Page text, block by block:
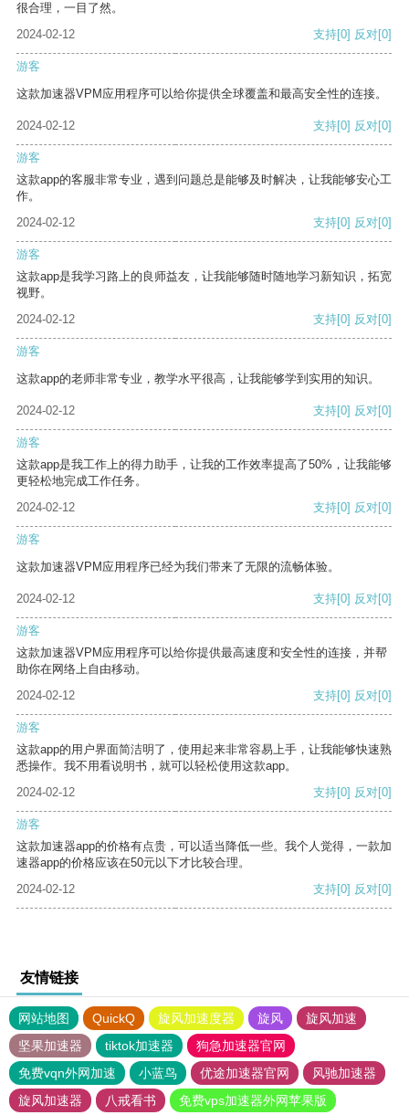
很合理，一目了然。
2024-02-12
支持[0] 反对[0]
游客
这款加速器VPM应用程序可以给你提供全球覆盖和最高安全性的连接。
2024-02-12 支持[0] 反对[0]
游客
这款app的客服非常专业，遇到问题总是能够及时解决，让我能够安心工
作。
2024-02-12
支持[0] 反对[0]
游客
这款app是我学习路上的良师益友，让我能够随时随地学习新知识，拓宽
视野。
2024-02-12
支持[0] 反对[0]
游客
这款app的老师非常专业，教学水平很高，让我能够学到实用的知识。
2024-02-12 支持[0] 反对[0]
游客
这款app是我工作上的得力助手，让我的工作效率提高了50%，让我能够
更轻松地完成工作任务。
2024-02-12
支持[0] 反对[0]
游客
这款加速器VPM应用程序已经为我们带来了无限的流畅体验。
2024-02-12 支持[0] 反对[0]
游客
这款加速器VPM应用程序可以给你提供最高速度和安全性的连接，并帮
助你在网络上自由移动。
2024-02-12
支持[0] 反对[0]
游客
这款app的用户界面简洁明了，使用起来非常容易上手，让我能够快速熟
悉操作。我不用看说明书，就可以轻松使用这款app。
2024-02-12
支持[0] 反对[0]
游客
这款加速器app的价格有点贵，可以适当降低一些。我个人觉得，一款加
速器app的价格应该在50元以下才比较合理。
2024-02-12
支持[0] 反对[0]
友情链接
网站地图 QuickQ 旋风加速度器 旋风
旋风加速
坚果加速器
tiktok加速器
狗急加速器官网
免费vqn外网加速
小蓝鸟 优途加速器官网
风驰加速器
旋风加速器
八戒看书 免费vps加速器外网苹果版